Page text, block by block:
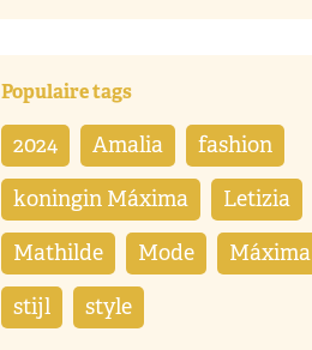
Populaire tags
2024 Amalia fashion
koningin Máxima Letizia
Mathilde Mode Máxima
stijl style